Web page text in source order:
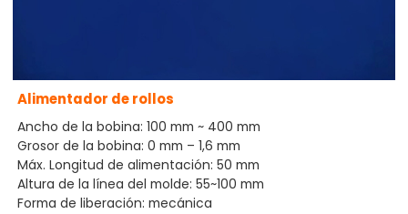
Alimentador de rollos
Ancho de la bobina: 100 mm ~ 400 mm
Grosor de la bobina: 0 mm – 1,6 mm
Máx. Longitud de alimentación: 50 mm
Altura de la línea del molde: 55~100 mm
Forma de liberación: mecánica